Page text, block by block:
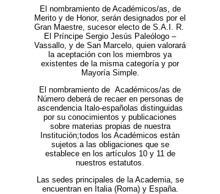
El nombramiento de Académicos/as, de
Merito y de Honor, serán designados por el
Gran Maestre, sucesor electo de S.A.I. R.
El Príncipe Sergio Jesús Paleólogo –
Vassallo, y de San Marcelo, quien valorará
la aceptación con los miembros ya
existentes de la misma categoría y por
Mayoría Simple.
El nombramiento de Académicos/as de
Número deberá de recaer en personas de
ascendencia Italo-españolas distinguidas
por su conocimientos y publicaciones
sobre materias propias de nuestra
Institución;todos los Académicos están
sujetos a las obligaciones que se
establece en los artículos 10 y 11 de
nuestros estatutos.
Las sedes principales de la Academia, se
encuentran en Italia (Roma) y España.